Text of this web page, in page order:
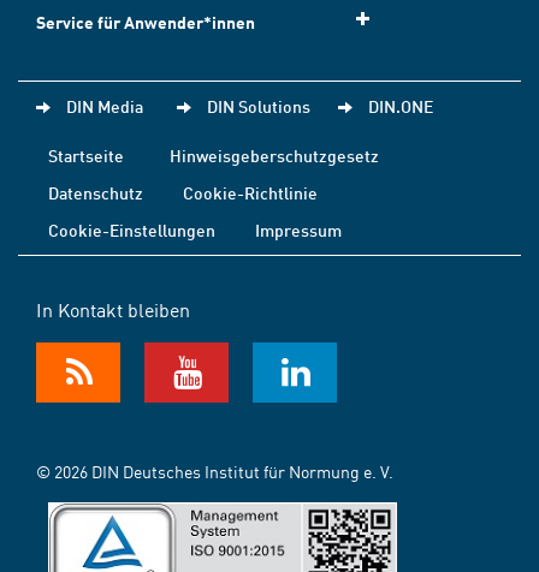
Service für Anwender*innen
DIN Media DIN Solutions DIN.ONE
Startseite
Hinweisgeberschutzgesetz
Datenschutz
Cookie-Richtlinie
Cookie-Einstellungen
Impressum
In Kontakt bleiben
© 2026 DIN Deutsches Institut für Normung e. V.